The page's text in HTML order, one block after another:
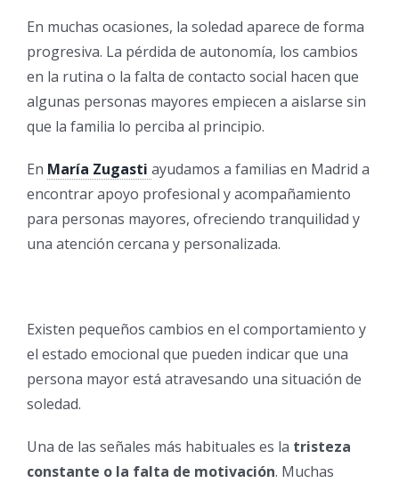
En muchas ocasiones, la soledad aparece de forma
progresiva. La pérdida de autonomía, los cambios
en la rutina o la falta de contacto social hacen que
algunas personas mayores empiecen a aislarse sin
que la familia lo perciba al principio.
En María Zugasti ayudamos a familias en Madrid a
encontrar apoyo profesional y acompañamiento
para personas mayores, ofreciendo tranquilidad y
una atención cercana y personalizada.
Existen pequeños cambios en el comportamiento y
el estado emocional que pueden indicar que una
persona mayor está atravesando una situación de
soledad.
Una de las señales más habituales es la tristeza
constante o la falta de motivación. Muchas